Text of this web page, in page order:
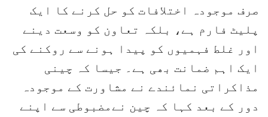
صرف موجودہ اختلافات کو حل کرنے کا ایک
پلیٹ فارم ہے، بلکہ تعاون کو وسعت دینے
اور غلط فہمیوں کو پیدا ہونے سے روکنے کی
ایک اہم ضمانت بھی ہے۔ جیسا کہ چینی
مذاکراتی نمائندے نے مشاورت کے موجودہ
دور کے بعد کہا کہ چین نےمضبوطی سے اپنے